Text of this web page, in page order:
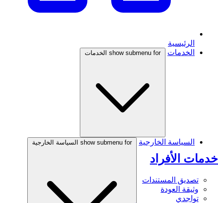
الرئيسية
الخدمات
show submenu for الخدمات
خدمات الأفراد
تصديق المستندات
وثيقة العودة
تواجدي
السياسة الخارجية show submenu for السياسة الخارجية